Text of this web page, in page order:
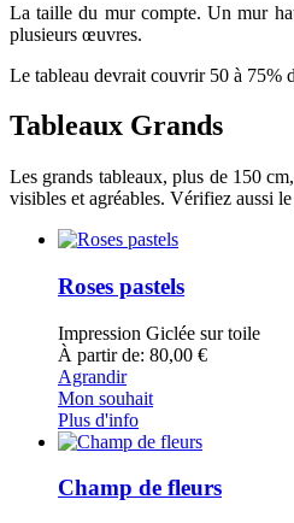
La taille du mur compte. Un mur
plusieurs œuvres.
Le tableau devrait couvrir 50 à 75%
Tableaux Grands
Les grands tableaux, plus de 150
visibles et agréables. Vérifiez aussi
Roses pastels
Impression Giclée sur toile
À partir de: 80,00 €
Agrandir
Mon souhait
Plus d'info
Champ de fleurs